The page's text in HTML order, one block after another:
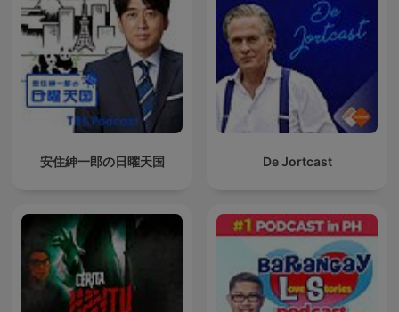
安住紳一郎の日曜天国 De Jortcast